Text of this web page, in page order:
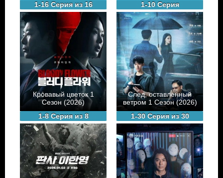
1-16 Серия из 16
1-10 Серия
Кровавый цветок 1
Сезон (2026)
1-8 Серия из 8
След, оставленный
ветром 1 Сезон (2026)
1-30 Серия из 30